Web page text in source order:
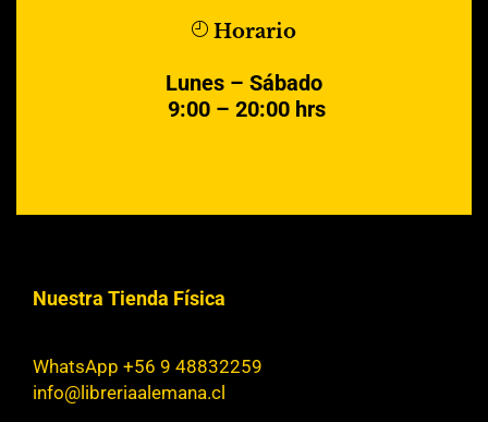
Horario
Lunes – Sábado
9:00 – 20:00 hrs
Nuestra Tienda Física
WhatsApp +56 9 48832259
info@libreriaalemana.cl